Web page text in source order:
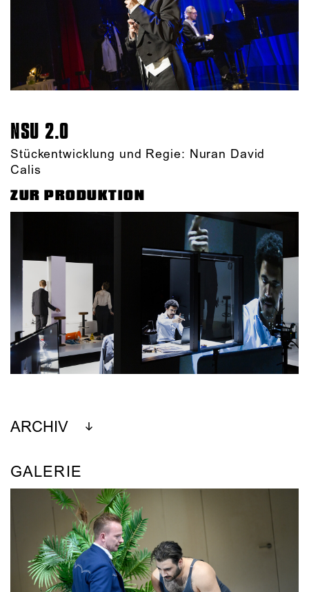
NSU 2.0
Stückentwicklung und Regie: Nuran David
Calis
ZUR PRODUKTION
ARCHIV
GALERIE